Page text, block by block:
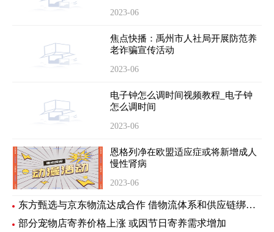
2023-06
焦点快播：禹州市人社局开展防范养
老诈骗宣传活动
2023-06
电子钟怎么调时间视频教程_电子钟
怎么调时间
2023-06
恩格列净在欧盟适应症或将新增成人
慢性肾病
2023-06
东方甄选与京东物流达成合作 借物流体系和供应链绑定新样板
部分宠物店寄养价格上涨 或因节日寄养需求增加